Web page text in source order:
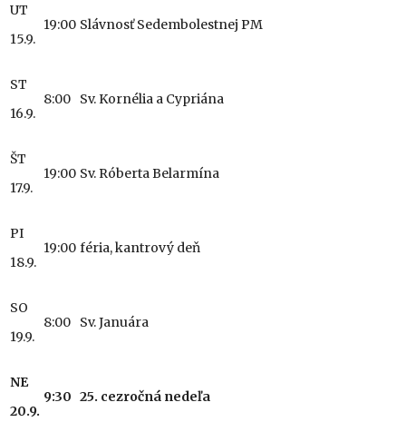
UT
15.9.
19:00 Slávnosť Sedembolestnej PM
ST
16.9.
8:00 Sv. Kornélia a Cypriána
ŠT
17.9.
19:00 Sv. Róberta Belarmína
PI
18.9.
19:00 féria, kantrový deň
SO
19.9.
8:00 Sv. Januára
NE
20.9.
9:30 25. cezročná nedeľa